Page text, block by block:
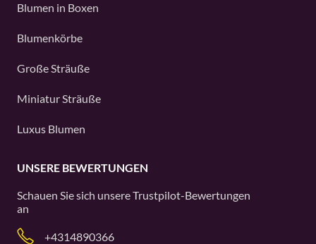
Blumen in Boxen
Blumenkörbe
Große Sträuße
Miniatur Sträuße
Luxus Blumen
UNSERE BEWERTUNGEN
Schauen Sie sich unsereTrustpilot-Bewertungen
an
+4314890366